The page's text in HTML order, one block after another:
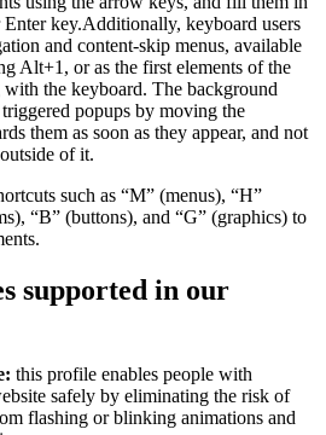
key.Additionally, keyboard users
and content-skip menus, available
Alt+1, or as the first elements of the
the keyboard. The background
triggered popups by moving the
them as soon as they appear, and not
of it.
such as “M” (menus), “H”
“B” (buttons), and “G” (graphics) to
supported in our
this profile enables people with
safely by eliminating the risk of
flashing or blinking animations and